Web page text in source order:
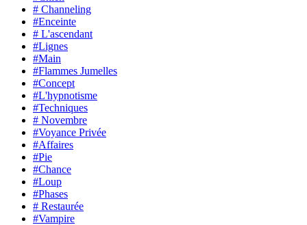
# Channeling
#Enceinte
# L'ascendant
#Lignes
#Main
#Flammes Jumelles
#Concept
#L'hypnotisme
#Techniques
# Novembre
#Voyance Privée
#Affaires
#Pie
#Chance
#Loup
#Phases
# Restaurée
#Vampire